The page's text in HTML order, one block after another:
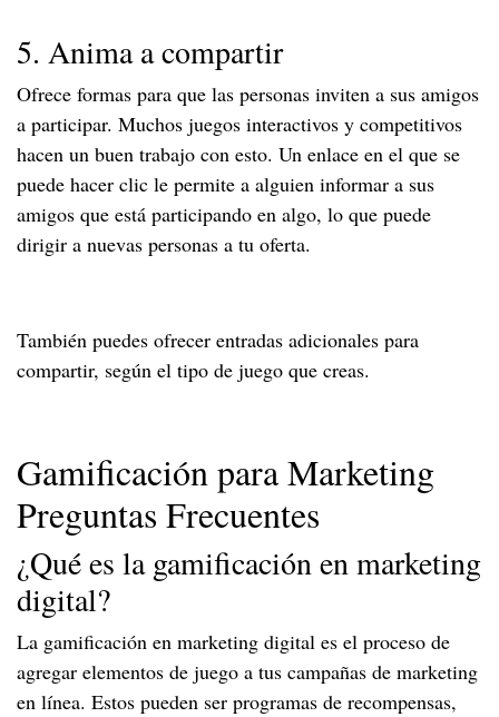
5. Anima a compartir
Ofrece formas para que las personas inviten a sus amigos
a participar. Muchos juegos interactivos y competitivos
hacen un buen trabajo con esto. Un enlace en el que se
puede hacer clic le permite a alguien informar a sus
amigos que está participando en algo, lo que puede
dirigir a nuevas personas a tu oferta.
También puedes ofrecer entradas adicionales para
compartir, según el tipo de juego que creas.
Gamificación para Marketing
Preguntas Frecuentes
¿Qué es la gamificación en marketing
digital?
La gamificación en marketing digital es el proceso de
agregar elementos de juego a tus campañas de marketing
en línea. Estos pueden ser programas de recompensas,